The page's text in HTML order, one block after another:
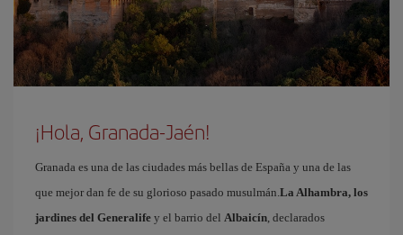
¡Hola, Granada-Jaén!
Granada es una de las ciudades más bellas de España y una de las
que mejor dan fe de su glorioso pasado musulmán.La Alhambra, los
jardines del Generalife y el barrio del Albaicín, declarados